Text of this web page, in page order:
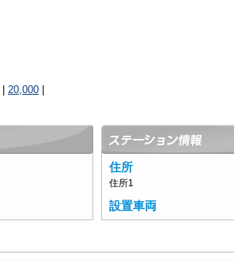
20,000
住所
住所1
設置車両